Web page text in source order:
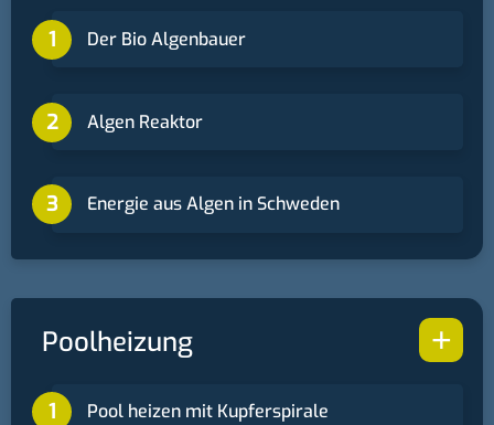
Der Bio Algenbauer
Algen Reaktor
Energie aus Algen in Schweden
+
Poolheizung
Pool heizen mit Kupferspirale